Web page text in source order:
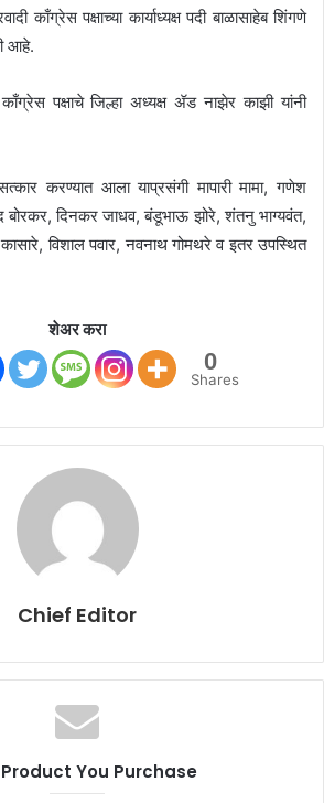
काँग्रेस पक्षाच्या कार्याध्यक्ष पदी बाळासाहेब शिंगणे
आहे.
काँग्रेस पक्षाचे जिल्हा अध्यक्ष ॲड नाझेर काझी यांनी
सत्कार करण्यात आला याप्रसंगी मापारी मामा, गणेश
बोरकर, दिनकर जाधव, बंडूभाऊ झोरे, शंतनु भाग्यवंत,
विशाल पवार, नवनाथ गोमथरे व इतर उपस्थित
शेअर करा
0
Shares
Chief Editor
You Purchase